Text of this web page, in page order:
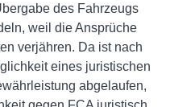
des Fahrzeugs
weil die Ansprüche
verjähren. Da ist nach
eines juristischen
abgelaufen,